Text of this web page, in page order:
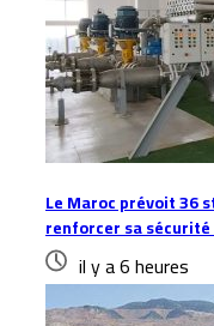
Le Maroc prévoit 36
renforcer sa sécurité
il y a 6 heures